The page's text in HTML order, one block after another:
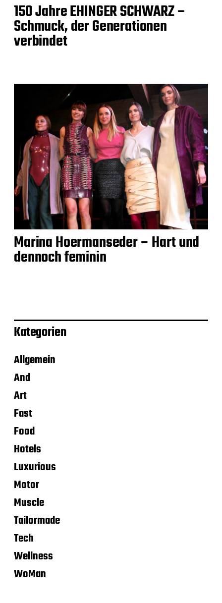
150 Jahre EHINGER SCHWARZ –
Schmuck, der Generationen
verbindet
Marina Hoermanseder – Hart und
dennoch feminin
Kategorien
Allgemein
And
Art
Fast
Food
Hotels
Luxurious
Motor
Muscle
Tailormade
Tech
Wellness
WoMan